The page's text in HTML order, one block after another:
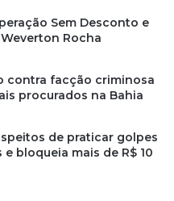
Sem Desconto e
Rocha
contra facção criminosa
procurados na Bahia
de praticar golpes
bloqueia mais de R$ 10